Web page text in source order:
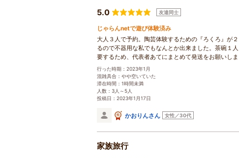
5.0
友達同士
じゃらんnetで遊び体験済み
大人３人で予約。陶芸体験するための『ろくろ』が
るので不器用な私でもなんとか出来ました。茶碗１
要するため、代表者あてにまとめて発送をお願いしま
行った時期：2023年1月
混雑具合：やや空いていた
滞在時間：1時間未満
人数：3人～5人
投稿日：2023年1月17日
かおりんさん 女性／30代
家族旅行